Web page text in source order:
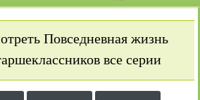
Повседневная жизнь
все серии